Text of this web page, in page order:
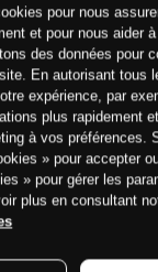
à
du marché.Log
pour nous
et pour nous aider
des données pour
En autorisant tous
expérience, par
plus rapidement
à vos préférences.
» pour accepter
» pour gérer les
plus en consultant